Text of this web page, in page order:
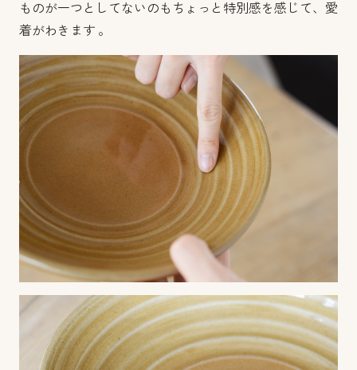
ものが一つとしてないのもちょっと特別感を感じて、愛
着がわきます 。